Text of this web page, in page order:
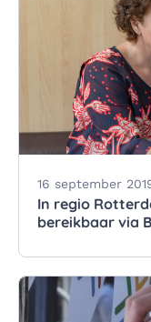
16 september
In regio
bereikbaar via